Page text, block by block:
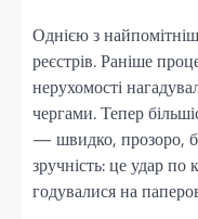
Однією з
реєстрів. Раніше
нерухомості
чергами. Тепер
— швидко, прозоро,
зручність: це удар
годувалися на